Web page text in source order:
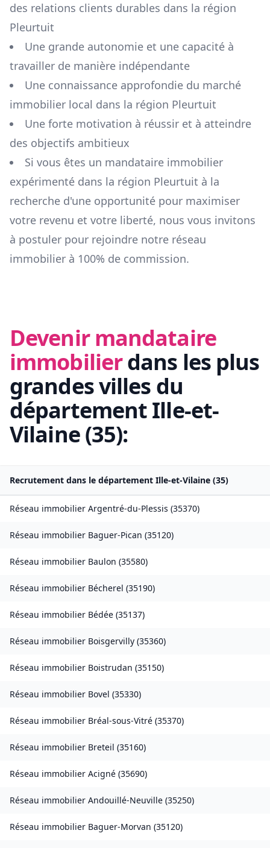
des relations clients durables dans la région
Pleurtuit
Une grande autonomie et une capacité à
travailler de manière indépendante
Une connaissance approfondie du marché
immobilier local dans la région Pleurtuit
Une forte motivation à réussir et à atteindre
des objectifs ambitieux
Si vous êtes un mandataire immobilier
expérimenté dans la région Pleurtuit à la
recherche d'une opportunité pour maximiser
votre revenu et votre liberté, nous vous invitons
à postuler pour rejoindre notre réseau
immobilier à 100% de commission.
Devenir mandataire
immobilierdans les plus
grandes villes du
départementIlle-et-
Vilaine(35):
Recrutement dans le département Ille-et-Vilaine (35)
Réseau immobilier Argentré-du-Plessis (35370)
Réseau immobilier Baguer-Pican (35120)
Réseau immobilier Baulon (35580)
Réseau immobilier Bécherel (35190)
Réseau immobilier Bédée (35137)
Réseau immobilier Boisgervilly (35360)
Réseau immobilier Boistrudan (35150)
Réseau immobilier Bovel (35330)
Réseau immobilier Bréal-sous-Vitré (35370)
Réseau immobilier Breteil (35160)
Réseau immobilier Acigné (35690)
Réseau immobilier Andouillé-Neuville (35250)
Réseau immobilier Baguer-Morvan (35120)